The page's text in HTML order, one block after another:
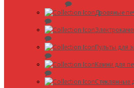
Дровяные
Пульты для
Камни для
Стеклянные